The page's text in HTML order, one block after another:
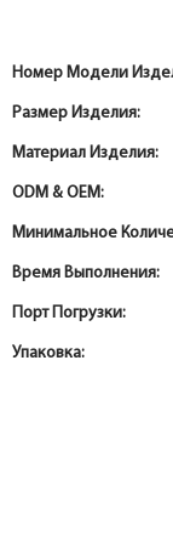
Номер Модели
Размер Изделия:
Материал Изделия:
ODM & OEM:
Минимальное
Время Выполнения:
Порт Погрузки:
Упаковка: